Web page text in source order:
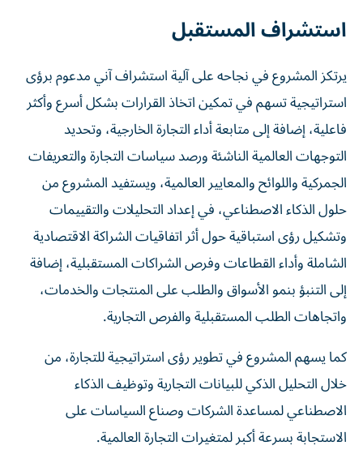
استشراف المستقبل
يرتكز المشروع في نجاحه على آلية استشراف آني مدعوم برؤى
استراتيجية تسهم في تمكين اتخاذ القرارات بشكل أسرع وأكثر
فاعلية، إضافة إلى متابعة أداء التجارة الخارجية، وتحديد
التوجهات العالمية الناشئة ورصد سياسات التجارة والتعريفات
الجمركية واللوائح والمعايير العالمية، ويستفيد المشروع من
حلول الذكاء الاصطناعي، في إعداد التحليلات والتقييمات
وتشكيل رؤى استباقية حول أثر اتفاقيات الشراكة الاقتصادية
الشاملة وأداء القطاعات وفرص الشراكات المستقبلية، إضافة
إلى التنبؤ بنمو الأسواق والطلب على المنتجات والخدمات،
واتجاهات الطلب المستقبلية والفرص التجارية.
كما يسهم المشروع في تطوير رؤى استراتيجية للتجارة، من
خلال التحليل الذكي للبيانات التجارية وتوظيف الذكاء
الاصطناعي لمساعدة الشركات وصناع السياسات على
الاستجابة بسرعة أكبر لمتغيرات التجارة العالمية.